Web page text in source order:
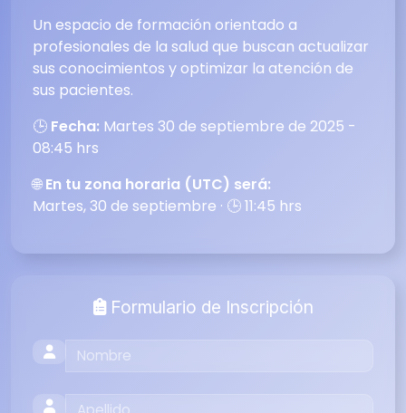
Un espacio de formación orientado a
profesionales de la salud que buscan actualizar
sus conocimientos y optimizar la atención de
sus pacientes.
🕒 Fecha: Martes 30 de septiembre de 2025 -
08:45 hrs
🌐En tu zona horaria (UTC) será:
Martes, 30 de septiembre · 🕒 11:45 hrs
Formulario de Inscripción